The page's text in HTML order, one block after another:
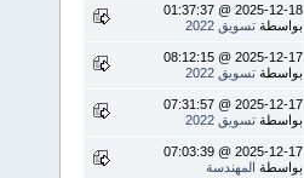
2025-12-18 @ 01:37:37
بواسطة تسويق 2022
2025-12-17 @ 08:12:15
بواسطة تسويق 2022
2025-12-17 @ 07:31:57
بواسطة تسويق 2022
2025-12-17 @ 07:03:39
بواسطة المهندسة